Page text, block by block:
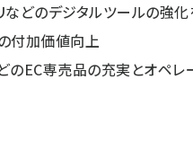
などのデジタルツールの強
付加価値向上
のEC専売品の充実とオペ